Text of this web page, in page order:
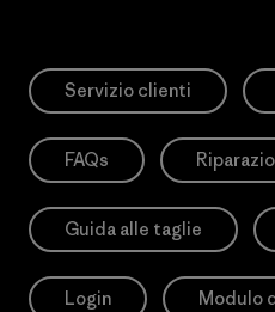
Servizio clienti
FAQs
Guida alle taglie
Login Modulo